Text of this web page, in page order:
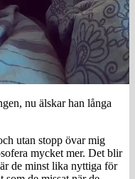
nu älskar han långa
utan stopp övar mig
mycket mer. Det blir
de minst lika nyttiga för